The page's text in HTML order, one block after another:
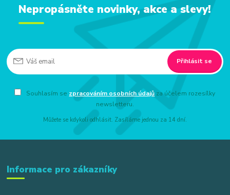
Nepropásněte novinky, akce a slevy!
Přihlásit se
Souhlasím se zpracováním osobních údajů za účelem rozesílky
newsletteru.
Můžete se kdykoli odhlásit. Zasíláme jednou za 14 dní.
Informace pro zákazníky